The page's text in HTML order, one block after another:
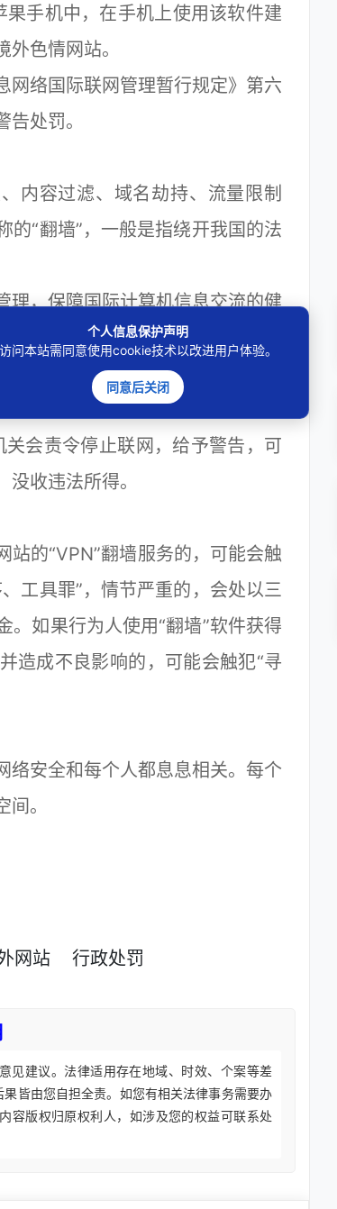
手机中，在手机上使用该软件建
色情网站。
络国际联网管理暂行规定》第六
处罚。
容过滤、域名劫持、流量限制
的“翻墙”，一般是指绕开我国的法
，保障国际计算机信息交流的健
信息网络国际联网管理暂行规
际联网，必须使用邮电部国家公
人不得自行建立或者使用其他信
会责令停止联网，给予警告，可
收违法所得。
的“VPN”翻墙服务的，可能会触
工具罪”，情节严重的，会处以三
。如果行为人使用“翻墙”软件获得
造成不良影响的，可能会触犯“寻
安全和每个人都息息相关。每个
。
网站 行政处罚
见建议。法律适用存在地域、时效、个案等差
皆由您自担全责。如您有相关法律事务需要办
容版权归原权利人，如涉及您的权益可联系处
个人信息保护声明
访问本站需同意使用cookie技术以改进用户体验。
同意后关闭